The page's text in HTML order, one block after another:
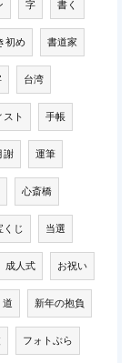
字 書く
初め 書道家
台湾
スト 手帳
謝 運筆
心斎橋
くじ 当選
成人式 お祝い
道 新年の抱負
フォトぶら